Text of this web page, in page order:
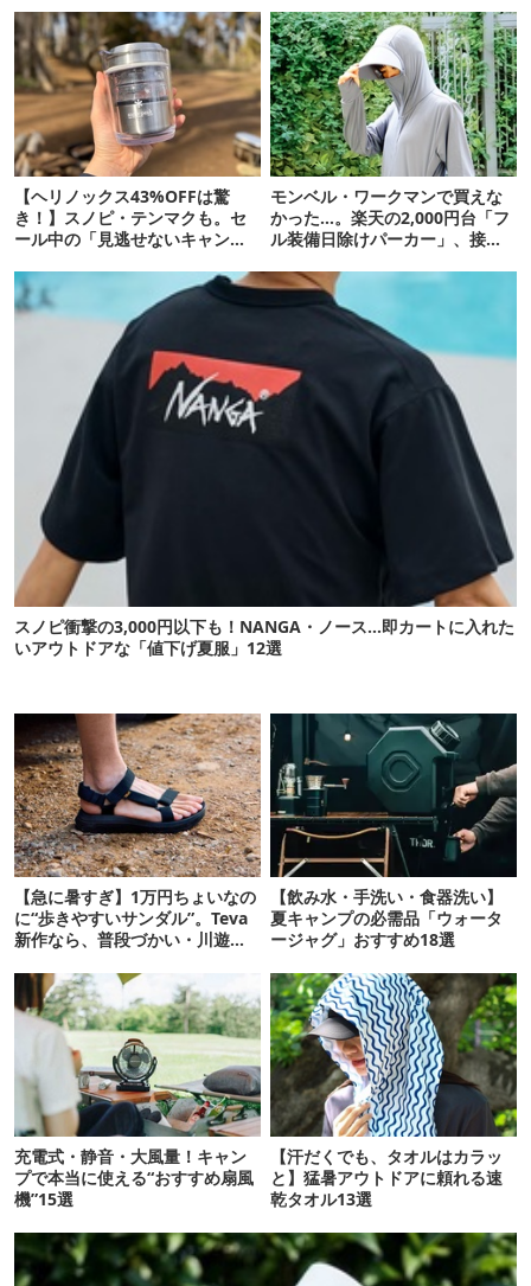
【ヘリノックス43%OFFは驚
き！】スノピ・テンマクも。セ
ール中の「見逃せないキャンプ
モンベル・ワークマンで買えな
かった…。楽天の2,000円台「フ
ル装備日除けパーカー」、接触
スノピ衝撃の3,000円以下も！NANGA・ノース…即カートに入れた
いアウトドアな「値下げ夏服」12選
【急に暑すぎ】1万円ちょいなの
に“歩きやすいサンダル”。Teva
新作なら、普段づかい・川遊
【飲み水・手洗い・食器洗い】
夏キャンプの必需品「ウォータ
ージャグ」おすすめ18選
充電式・静音・大風量！キャン
プで本当に使える“おすすめ扇風
機”15選
【汗だくでも、タオルはカラッ
と】猛暑アウトドアに頼れる速
乾タオル13選